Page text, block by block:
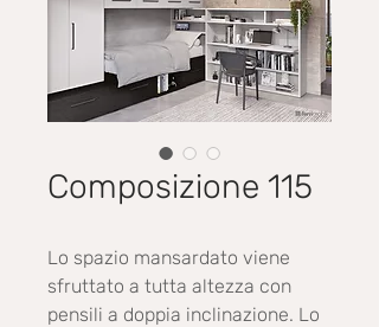
Composizione 115
Lo spazio mansardato viene
sfruttato a tutta altezza con
pensili a doppia inclinazione. Lo